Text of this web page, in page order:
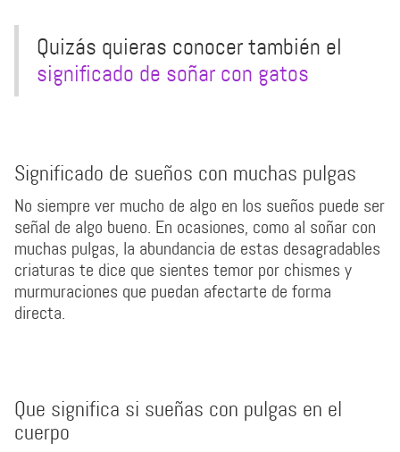
Quizás quieras conocer también el
significado de soñar con gatos
Significado de sueños con muchas pulgas
No siempre ver mucho de algo en los sueños puede ser
señal de algo bueno. En ocasiones, como al soñar con
muchas pulgas, la abundancia de estas desagradables
criaturas te dice que sientes temor por chismes y
murmuraciones que puedan afectarte de forma
directa.
Que significa si sueñas con pulgas en el
cuerpo